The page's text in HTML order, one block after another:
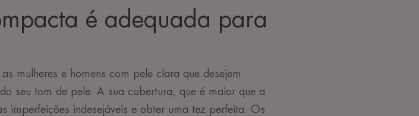
é adequada para
mulheres e homens com pele clara que desejem
seu tom de pele. A sua cobertura, que é maior que a
imperfeições indesejáveis e obter uma tez perfeita. Os